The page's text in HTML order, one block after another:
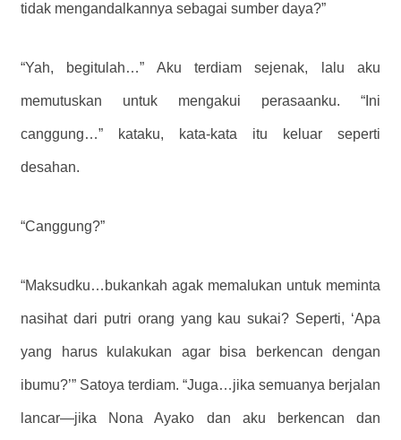
tidak mengandalkannya sebagai sumber daya?”
“Yah, begitulah…” Aku terdiam sejenak, lalu aku
memutuskan untuk mengakui perasaanku. “Ini
canggung…” kataku, kata-kata itu keluar seperti
desahan.
“Canggung?”
“Maksudku…bukankah agak memalukan untuk meminta
nasihat dari putri orang yang kau sukai? Seperti, ‘Apa
yang harus kulakukan agar bisa berkencan dengan
ibumu?’” Satoya terdiam. “Juga…jika semuanya berjalan
lancar—jika Nona Ayako dan aku berkencan dan